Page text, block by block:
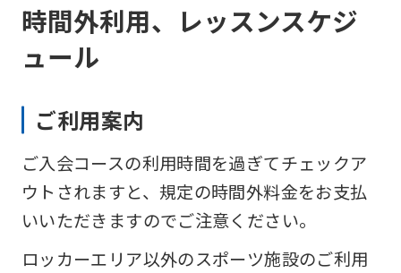
時間外利用、レッスンスケジ
ュール
ご利用案内
ご入会コースの利用時間を過ぎてチェックア
ウトされますと、規定の時間外料金をお支払
いいただきますのでご注意ください。
ロッカーエリア以外のスポーツ施設のご利用